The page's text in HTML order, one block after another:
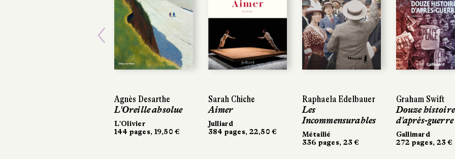
Agnès Desarthe
L'Oreille absolue
L'Olivier
144 pages, 19,50 €
Sarah Chiche
Aimer
Julliard
384 pages, 22,50 €
Raphaela Edelbauer
Les
Incommensurables
Métailié
336 pages, 23 €
Graham Swift
Douze
d'après-guerre
Gallimard
272 pages, 23 €
Sarah Chiche
Aimer
Julliard
384 pages, 22,50 €
Raphaela Edelbauer
Les
Incommensurables
Métailié
336 pages, 23 €
Graham Swift
Douze
d'après-guerre
Gallimard
272 pages, 23 €
Previous